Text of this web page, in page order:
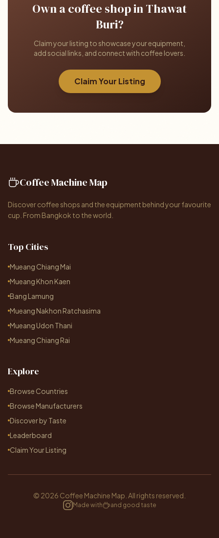
Own a coffee shop in Thawat
Buri?
Claim your listing to showcase your equipment,
add social links, and connect with coffee lovers.
Claim Your Listing
Coffee Machine Map
Discover coffee shops and the equipment behind your favourite
cup. From Bangkok to the world.
Top Cities
Mueang Chiang Mai
Mueang Khon Kaen
Bang Lamung
Mueang Nakhon Ratchasima
Mueang Udon Thani
Mueang Chiang Rai
Explore
Browse Countries
Browse Manufacturers
Discover by Taste
Leaderboard
Claim Your Listing
© 2026 Coffee Machine Map. All rights reserved.
Made with and good taste